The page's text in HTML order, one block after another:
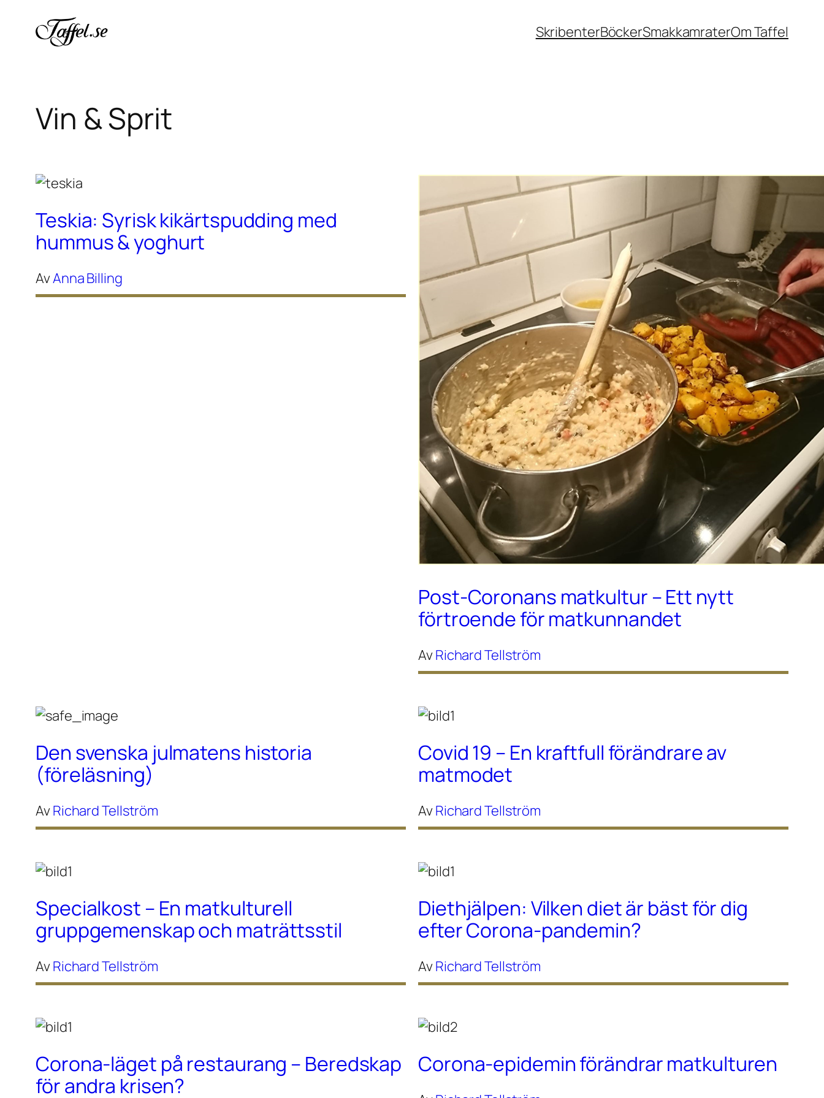
innehåll
SkribenterBöckerSmakkamraterOm Taffel
Vin & Sprit
Teskia: Syrisk kikärtspudding med
hummus & yoghurt
AvAnna Billing
Post-Coronans matkultur – Ett nytt
förtroende för matkunnandet
AvRichard Tellström
Den svenska julmatens historia
(föreläsning)
AvRichard Tellström
Covid 19 – En kraftfull förändrare av
matmodet
AvRichard Tellström
Specialkost – En matkulturell
gruppgemenskap och maträttsstil
AvRichard Tellström
Diethjälpen: Vilken diet är bäst för dig
efter Corona-pandemin?
AvRichard Tellström
Corona-läget på restaurang – Beredskap
för andra krisen?
Corona-epidemin förändrar matkulturen